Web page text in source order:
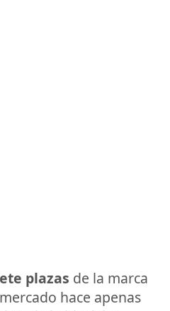
plazas de la marca
hace apenas